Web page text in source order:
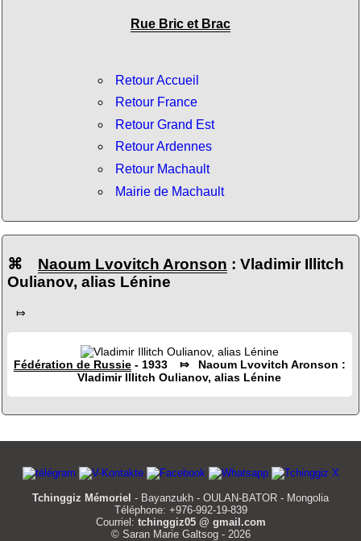
Rue Bric et Brac
Retour Accueil
Retour France
Retour Grand Est
Retour Ardennes
Retour Machault
Mairie de Machault
⌘ Naoum Lvovitch Aronson : Vladimir Illitch
Oulianov, alias Lénine
⤇
Fédération de Russie- 1933 ⤇ Naoum Lvovitch Aronson :
Vladimir Illitch Oulianov, alias Lénine
Tchinggiz Mémoriel - Bayanzukh - OULAN-BATOR - Mongolia
Téléphone: +976-992-19-839
Courriel: tchinggiz05 @ gmail.com
© Saran Marie Galtsog - 2026